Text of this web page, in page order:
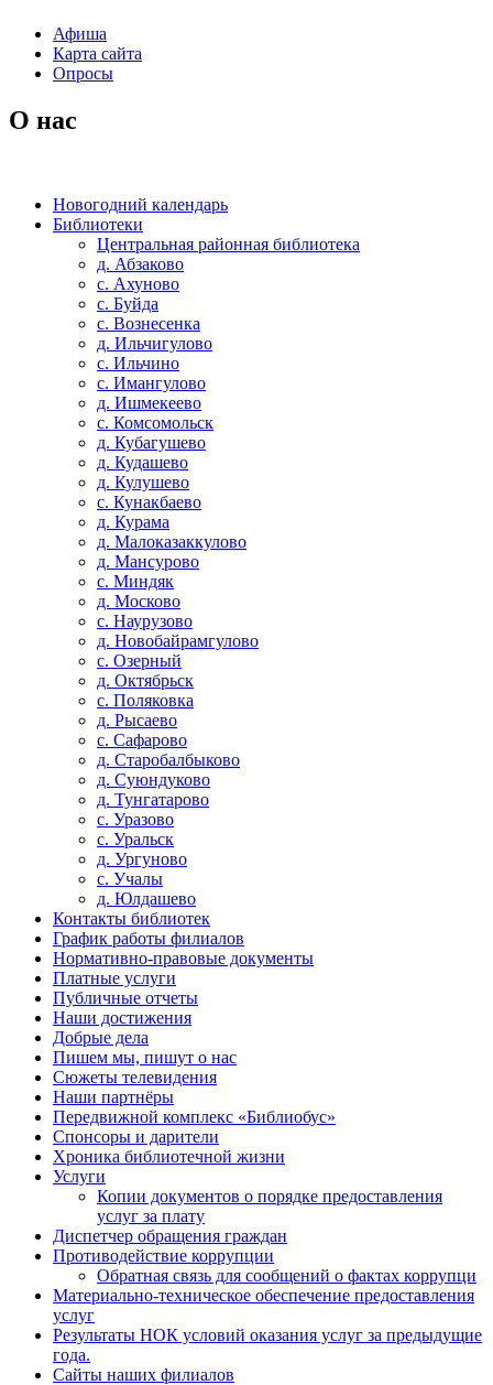
Афиша
Карта сайта
Опросы
О нас
Новогодний календарь
Библиотеки
Центральная районная библиотека
д. Абзаково
с. Ахуново
с. Буйда
с. Вознесенка
д. Ильчигулово
с. Ильчино
с. Имангулово
д. Ишмекеево
с. Комсомольск
д. Кубагушево
д. Кудашево
д. Кулушево
с. Кунакбаево
д. Курама
д. Малоказаккулово
д. Мансурово
с. Миндяк
д. Москово
с. Наурузово
д. Новобайрамгулово
с. Озерный
д. Октябрьск
с. Поляковка
д. Рысаево
с. Сафарово
д. Старобалбыково
д. Суюндуково
д. Тунгатарово
с. Уразово
с. Уральск
д. Ургуново
с. Учалы
д. Юлдашево
Контакты библиотек
График работы филиалов
Нормативно-правовые документы
Платные услуги
Публичные отчеты
Наши достижения
Добрые дела
Пишем мы, пишут о нас
Сюжеты телевидения
Наши партнёры
Передвижной комплекс «Библиобус»
Спонсоры и дарители
Хроника библиотечной жизни
Услуги
Копии документов о порядке предоставления
услуг за плату
Диспетчер обращения граждан
Противодействие коррупции
Обратная связь для сообщений о фактах коррупци
Материально-техническое обеспечение предоставления
услуг
Результаты НОК условий оказания услуг за предыдущие
года.
Сайты наших филиалов